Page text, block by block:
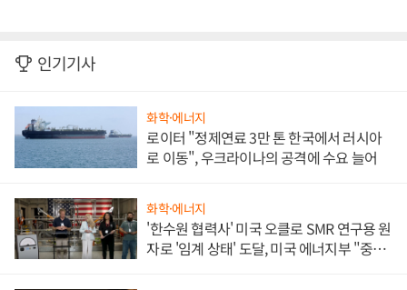
인기기사
화학·에너지
로이터 "정제연료 3만 톤 한국에서 러시아
로 이동", 우크라이나의 공격에 수요 늘어
화학·에너지
'한수원 협력사' 미국 오클로 SMR 연구용 원
자로 '임계 상태' 도달, 미국 에너지부 "중요